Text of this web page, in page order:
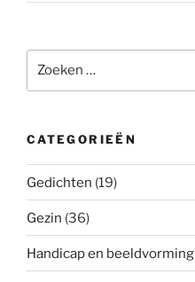
naar:
CATEGORIEËN
Gedichten (19)
Gezin (36)
Handicap en beeldvorming